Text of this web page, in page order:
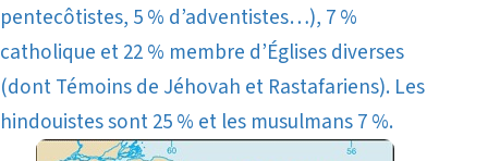
pentecôtistes, 5 % d’adventistes…), 7 %
catholique et 22 % membre d’Églises diverses
(dont Témoins de Jéhovah et Rastafariens). Les
hindouistes sont 25 % et les musulmans 7 %.